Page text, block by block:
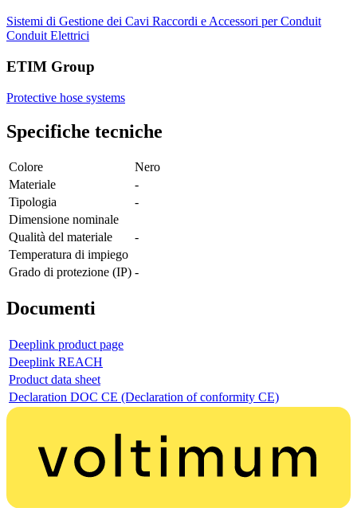
Sistemi di Gestione dei Cavi Raccordi e Accessori per Conduit
Conduit Elettrici
ETIM Group
Protective hose systems
Specifiche tecniche
Colore
Nero
Materiale
-
Tipologia
-
Dimensione nominale
Qualità del materiale
-
Temperatura di impiego
Grado di protezione (IP) -
Documenti
Deeplink product page
Deeplink REACH
Product data sheet
Declaration DOC CE (Declaration of conformity CE)